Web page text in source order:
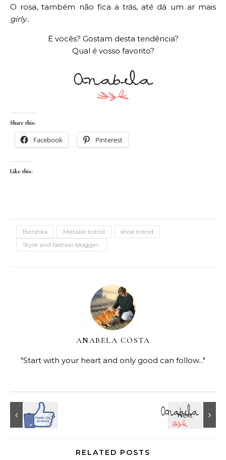
O rosa, também não fica a trás, até dá um ar mais
girly..
E vocês? Gostam desta tendência?
Qual é vosso favorito?
Share this:
Facebook Pinterest
Like this:
Bershka Metallic trend
shoe trend
Style and fashion blogger.
ANABELA COSTA
"Start with your heart and only good can follow..."
RELATED POSTS